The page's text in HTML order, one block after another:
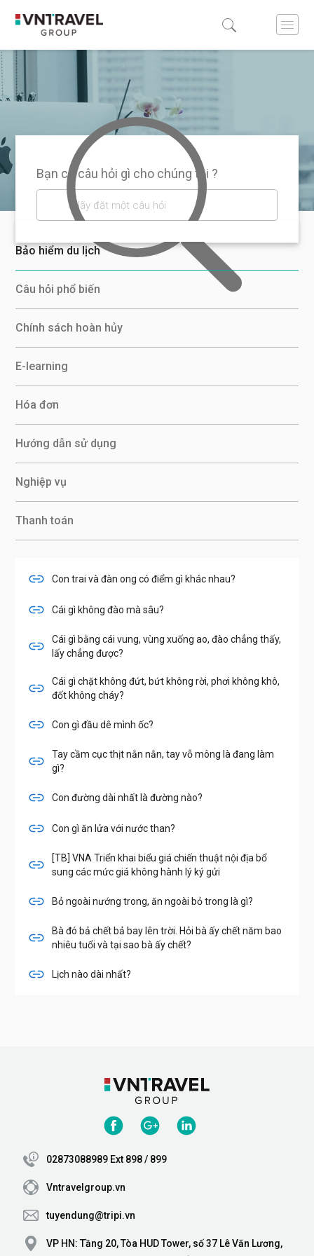
Bạn có câu hỏi gì cho chúng tôi ?
Bảo hiểm du lịch
Câu hỏi phổ biến
Chính sách hoàn hủy
E-learning
Hóa đơn
Hướng dẫn sử dụng
Nghiệp vụ
Thanh toán
Con trai và đàn ong có điểm gì khác nhau?
Cái gì không đào mà sâu?
Cái gì bằng cái vung, vùng xuống ao, đào chẳng thấy,
lấy chẳng được?
Cái gì chặt không đứt, bứt không rời, phơi không khô,
đốt không cháy?
Con gì đầu dê mình ốc?
Tay cầm cục thịt nắn nắn, tay vỗ mông là đang làm
gì?
Con đường dài nhất là đường nào?
Con gì ăn lửa với nước than?
[TB] VNA Triển khai biểu giá chiến thuật nội địa bổ
sung các mức giá không hành lý ký gửi
Bỏ ngoài nướng trong, ăn ngoài bỏ trong là gì?
Bà đó bả chết bả bay lên trời. Hỏi bà ấy chết năm bao
nhiêu tuổi và tại sao bà ấy chết?
Lịch nào dài nhất?
02873088989 Ext 898 / 899
Vntravelgroup.vn
tuyendung@tripi.vn
VP HN: Tầng 20, Tòa HUD Tower, số 37 Lê Văn Lương,